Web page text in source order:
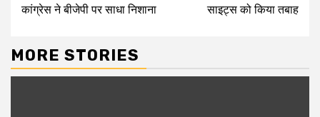
कांग्रेस ने बीजेपी पर साधा निशाना
साइट्स को किया तबाह
MORE STORIES